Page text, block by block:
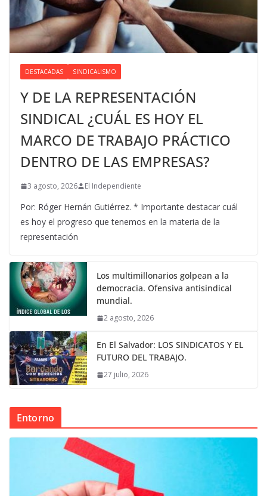
DESTACADAS SINDICALISMO
Y DE LA REPRESENTACIÓN
SINDICAL ¿CUÁL ES HOY EL
MARCO DE TRABAJO PRÁCTICO
DENTRO DE LAS EMPRESAS?
3 agosto, 2026 El Independiente
Por: Róger Hernán Gutiérrez. * Importante destacar cuál
es hoy el progreso que tenemos en la materia de la
representación
Los multimillonarios golpean a la
democracia. Ofensiva antisindical
mundial.
2 agosto, 2026
En El Salvador: LOS SINDICATOS Y EL
FUTURO DEL TRABAJO.
27 julio, 2026
Entorno